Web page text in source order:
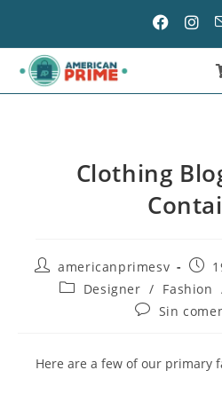
Clothing
americanprimesv
Designer / Fashion
Sin
Here are a few of our primary